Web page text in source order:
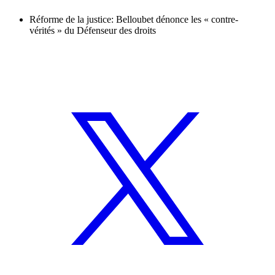
Réforme de la justice: Belloubet dénonce les « contre-
vérités » du Défenseur des droits